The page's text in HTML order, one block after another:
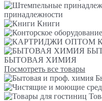
принадлежности
Книги
БЫТОВАЯ ХИМИЯ
Посмотреть все товары